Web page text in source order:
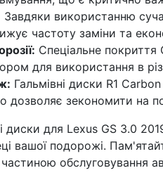
Завдяки використанню
частоту заміни та
Спеціальне
для використання в
Гальмівні диски R1
дозволяє зекономити на
диски для Lexus GS 3.0
вашої подорожі.
обслуговування